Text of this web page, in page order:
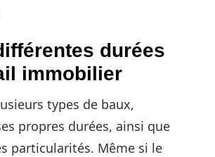
durées
immobilier
types de baux,
propres durées, ainsi que
particularités. Même si le